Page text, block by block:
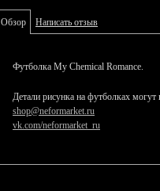
Обзор Написать отзыв
Футболка My Chemical Romance.
Детали рисунка на футболках
shop@neformarket.ru
vk.com/neformarket_ru